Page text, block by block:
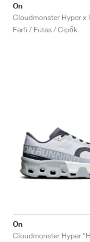
On
Férfi / Futás / Cipők
On